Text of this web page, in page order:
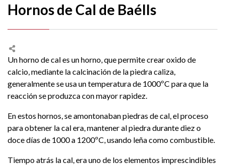
Hornos de Cal de Baélls
Un horno de cal es un horno, que permite crear oxido de
calcio, mediante la calcinación de la piedra caliza,
generalmente se usa un temperatura de 1000ºC para que la
reacción se produzca con mayor rapidez.
En estos hornos, se amontonaban piedras de cal, el proceso
para obtener la cal era, mantener al piedra durante diez o
doce días de 1000 a 1200ºC, usando leña como combustible.
Tiempo atrás la cal, era uno de los elementos imprescindibles